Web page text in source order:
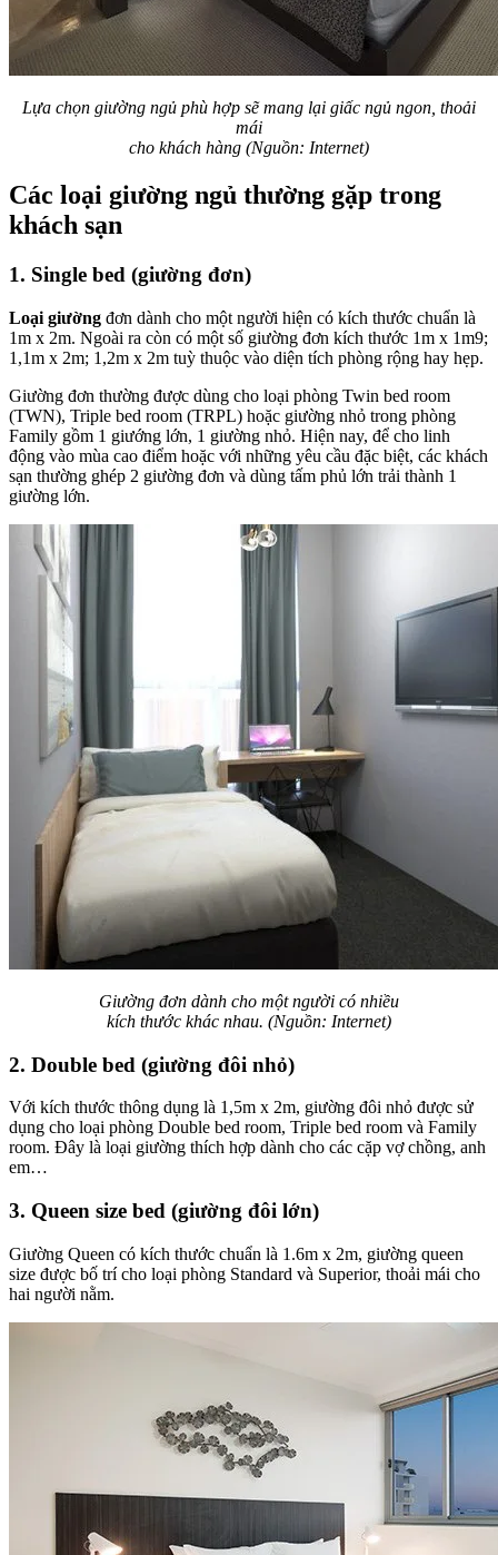
Lựa chọn giường ngủ phù hợp sẽ mang lại giấc ngủ ngon, thoải
mái
cho khách hàng (Nguồn: Internet)
Các loại giường ngủ thường gặp trong
khách sạn
1. Single bed (giường đơn)
Loại giường đơn dành cho một người hiện có kích thước chuẩn là
1m x 2m. Ngoài ra còn có một số giường đơn kích thước 1m x 1m9;
1,1m x 2m; 1,2m x 2m tuỳ thuộc vào diện tích phòng rộng hay hẹp.
Giường đơn thường được dùng cho loại phòng Twin bed room
(TWN), Triple bed room (TRPL) hoặc giường nhỏ trong phòng
Family gồm 1 giướng lớn, 1 giường nhỏ. Hiện nay, để cho linh
động vào mùa cao điểm hoặc với những yêu cầu đặc biệt, các khách
sạn thường ghép 2 giường đơn và dùng tấm phủ lớn trải thành 1
giường lớn.
Giường đơn dành cho một người có nhiều
kích thước khác nhau. (Nguồn: Internet)
2. Double bed (giường đôi nhỏ)
Với kích thước thông dụng là 1,5m x 2m, giường đôi nhỏ được sử
dụng cho loại phòng Double bed room, Triple bed room và Family
room. Đây là loại giường thích hợp dành cho các cặp vợ chồng, anh
em…
3. Queen size bed (giường đôi lớn)
Giường Queen có kích thước chuẩn là 1.6m x 2m, giường queen
size được bố trí cho loại phòng Standard và Superior, thoải mái cho
hai người nằm.